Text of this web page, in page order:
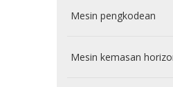
Mesin pengkodean
Mesin kemasan